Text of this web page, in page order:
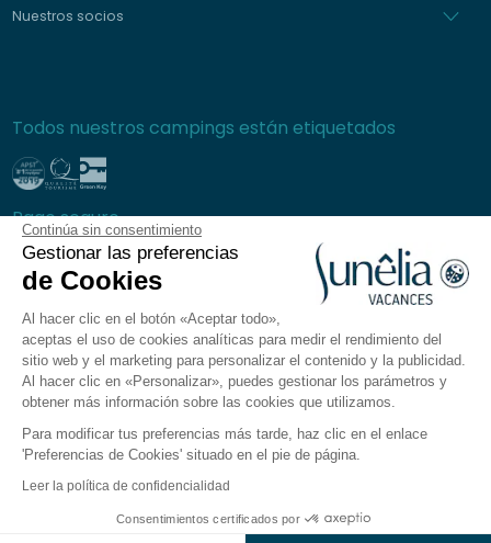
Continúa sin consentimiento
Gestionar las preferencias
de Cookies
Al hacer clic en el botón «Aceptar todo»,
aceptas el uso de cookies analíticas para medir el rendimiento del
sitio web y el marketing para personalizar el contenido y la publicidad.
Al hacer clic en «Personalizar», puedes gestionar los parámetros y
obtener más información sobre las cookies que utilizamos.
Para modificar tus preferencias más tarde, haz clic en el enlace
'Preferencias de Cookies' situado en el pie de página.
Leer la política de confidencialidad
Consentimientos certificados por
Ver resultados en el mapa
Nuestros socios
Todos nuestros campings están etiquetados
Pago seguro
Preguntas frecuentes
Condiciones generales de venta
Política de privacidad
Aviso legal
Plano del sitio
Preferencias de cookies
La aplicación Sunêlia